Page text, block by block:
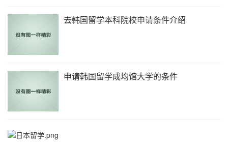
去韩国留学本科院校申请条件介绍
申请韩国留学成均馆大学的条件